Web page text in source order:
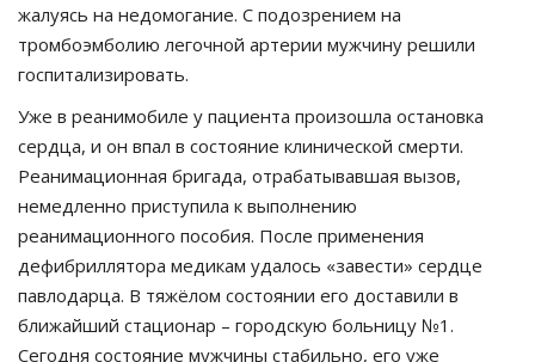
РАЗВЛЕЧЕНИЯ
Курултай
Язык
Қазақша Русский
жалуясь на недомогание. С подозрением на
тромбоэмболию легочной артерии мужчину решили
госпитализировать.
Уже в реанимобиле у пациента произошла остановка
сердца, и он впал в состояние клинической смерти.
Реанимационная бригада, отрабатывавшая вызов,
немедленно приступила к выполнению
реанимационного пособия. После применения
дефибриллятора медикам удалось «завести» сердце
павлодарца. В тяжёлом состоянии его доставили в
ближайший стационар – городскую больницу №1.
Сегодня состояние мужчины стабильно, его уже